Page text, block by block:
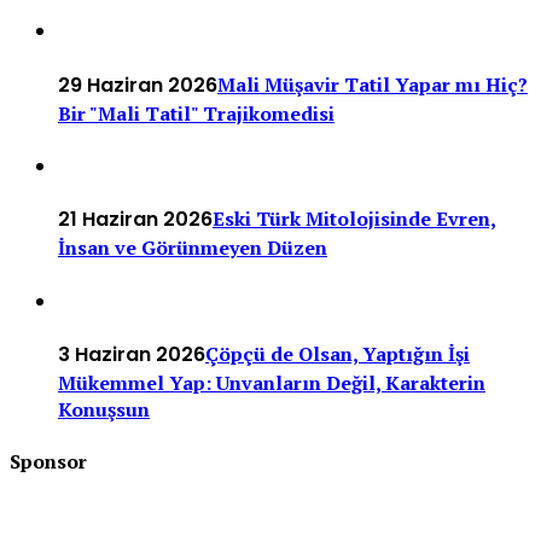
29 Haziran 2026Mali Müşavir Tatil Yapar mı Hiç?
Bir "Mali Tatil" Trajikomedisi
21 Haziran 2026Eski Türk Mitolojisinde Evren,
İnsan ve Görünmeyen Düzen
3 Haziran 2026Çöpçü de Olsan, Yaptığın İşi
Mükemmel Yap: Unvanların Değil, Karakterin
Konuşsun
Sponsor